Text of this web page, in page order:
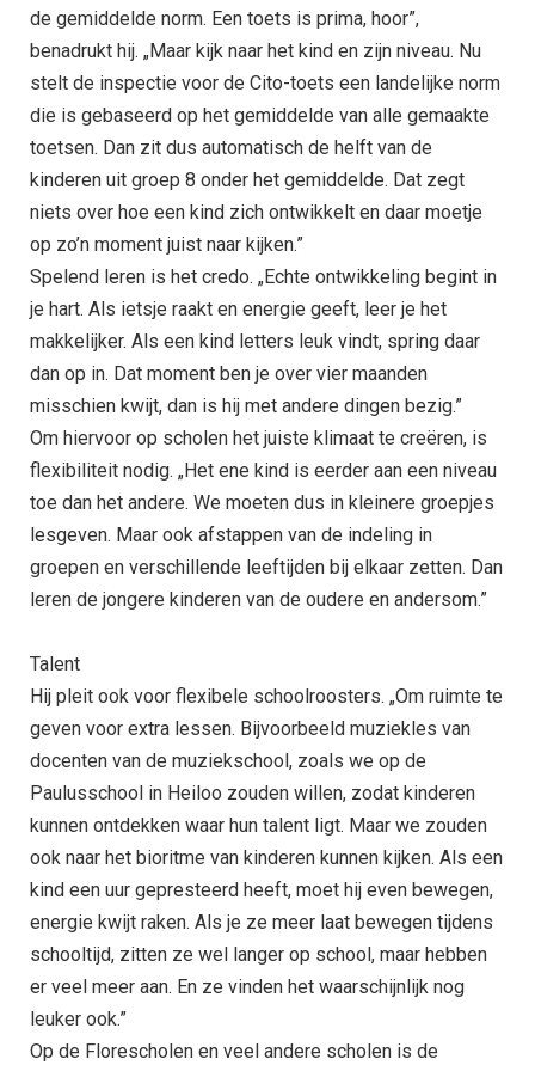
de gemiddelde norm. Een toets is prima, hoor”,
benadrukt hij. „Maar kijk naar het kind en zijn niveau. Nu
stelt de inspectie voor de Cito-toets een landelijke norm
die is gebaseerd op het gemiddelde van alle gemaakte
toetsen. Dan zit dus automatisch de helft van de
kinderen uit groep 8 onder het gemiddelde. Dat zegt
niets over hoe een kind zich ontwikkelt en daar moetje
op zo’n moment juist naar kijken.”
Spelend leren is het credo. „Echte ontwikkeling begint in
je hart. Als ietsje raakt en energie geeft, leer je het
makkelijker. Als een kind letters leuk vindt, spring daar
dan op in. Dat moment ben je over vier maanden
misschien kwijt, dan is hij met andere dingen bezig.”
Om hiervoor op scholen het juiste klimaat te creëren, is
flexibiliteit nodig. „Het ene kind is eerder aan een niveau
toe dan het andere. We moeten dus in kleinere groepjes
lesgeven. Maar ook afstappen van de indeling in
groepen en verschillende leeftijden bij elkaar zetten. Dan
leren de jongere kinderen van de oudere en andersom.”
Talent
Hij pleit ook voor flexibele schoolroosters. „Om ruimte te
geven voor extra lessen. Bijvoorbeeld muziekles van
docenten van de muziekschool, zoals we op de
Paulusschool in Heiloo zouden willen, zodat kinderen
kunnen ontdekken waar hun talent ligt. Maar we zouden
ook naar het bioritme van kinderen kunnen kijken. Als een
kind een uur gepresteerd heeft, moet hij even bewegen,
energie kwijt raken. Als je ze meer laat bewegen tijdens
schooltijd, zitten ze wel langer op school, maar hebben
er veel meer aan. En ze vinden het waarschijnlijk nog
leuker ook.”
Op de Florescholen en veel andere scholen is de